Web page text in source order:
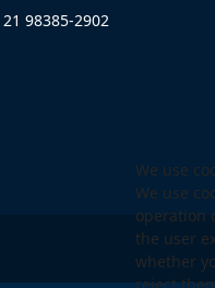
98385-2902
We use
We use
operation
the user
whether